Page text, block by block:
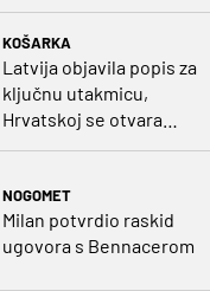
KOŠARKA
Latvija objavila popis za
ključnu utakmicu,
Hrvatskoj se otvara
velika prilika
NOGOMET
Milan potvrdio raskid
ugovora s Bennacerom